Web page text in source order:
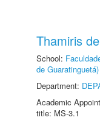
Thamiris
School:
de Guaratinguetá)
Department:
Academic
title: MS-3.1